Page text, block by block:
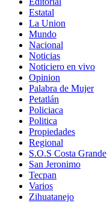
Estatal
La Union
Mundo
Nacional
Noticias
Noticiero en vivo
Opinion
Palabra de Mujer
Petatlán
Policiaca
Politica
Propiedades
Regional
S.O.S Costa Grande
San Jeronimo
Tecpan
Varios
Zihuatanejo